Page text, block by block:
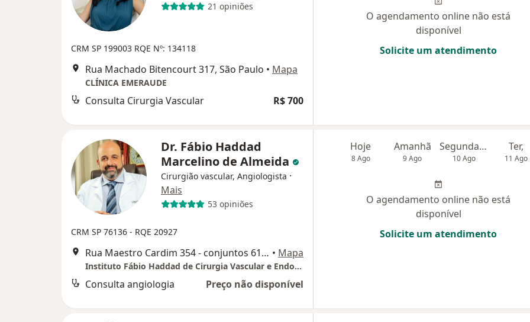
21 opiniões
CRM SP 199003 RQE Nº: 134118
Rua Machado Bitencourt 317, São Paulo • Mapa
CLÍNICA EMERAUDE
Consulta Cirurgia Vascular R$ 700
O agendamento online não está
disponível
Solicite um atendimento
Dr. Fábio Haddad
Marcelino de Almeida
Cirurgião vascular, Angiologista ·
Mais
53 opiniões
CRM SP 76136 - RQE 20927
Rua Maestro Cardim 354 - conjuntos 61 e 62, São Paulo • Mapa
Instituto Fábio Haddad de Cirurgia Vascular e Endovascular
Consulta angiologia Preço não disponível
Hoje
8 Ago
Amanhã
9 Ago
Segunda-feira
10 Ago
Ter,
11 Ago
O agendamento online não está
disponível
Solicite um atendimento